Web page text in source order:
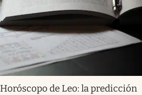
Horóscopo de Leo: la predicción